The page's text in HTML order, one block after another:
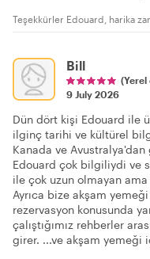
Teşekkürler Edouard, harika
Bill
(Yerel
9 July 2026
Dün dört kişi Edouard ile
ilginç tarihi ve kültürel
Kanada ve Avustralya'dan
Edouard çok bilgiliydi ve
ile çok uzun olmayan
Ayrıca bize akşam
rezervasyon konusunda
çalıştığımız rehberler
girer. ...ve akşam yemeği